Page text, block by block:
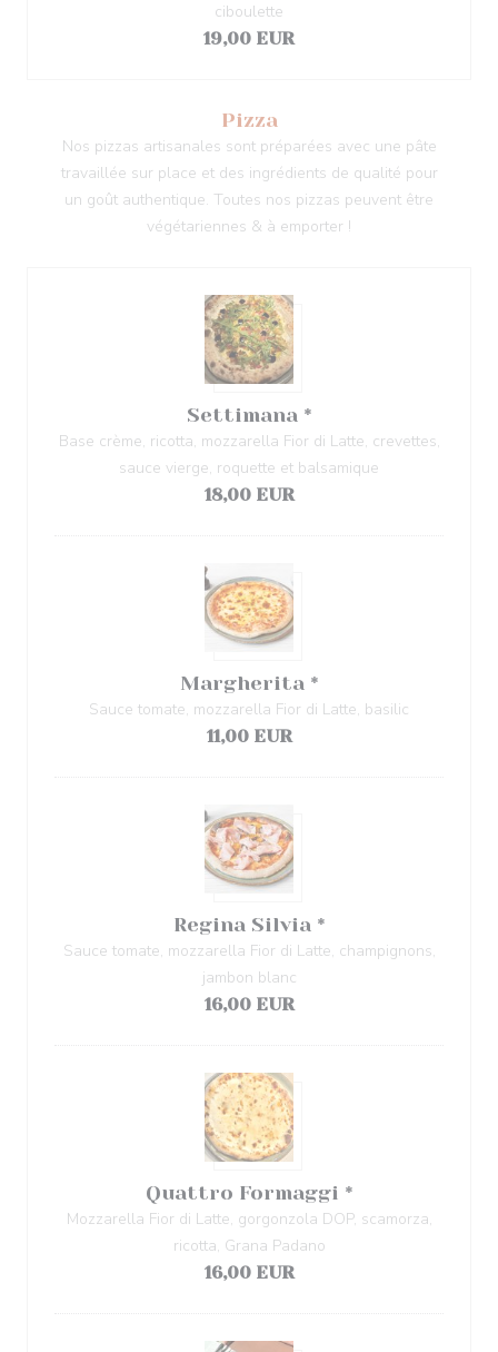
ciboulette
19,00 EUR
Pizza
Nos pizzas artisanales sont préparées avec une pâte
travaillée sur place et des ingrédients de qualité pour
un goût authentique. Toutes nos pizzas peuvent être
végétariennes & à emporter !
Settimana *
Base crème, ricotta, mozzarella Fior di Latte, crevettes,
sauce vierge, roquette et balsamique
18,00 EUR
Margherita *
Sauce tomate, mozzarella Fior di Latte, basilic
11,00 EUR
Regina Silvia *
Sauce tomate, mozzarella Fior di Latte, champignons,
jambon blanc
16,00 EUR
Quattro Formaggi *
Mozzarella Fior di Latte, gorgonzola DOP, scamorza,
ricotta, Grana Padano
16,00 EUR